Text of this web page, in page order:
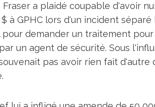
a plaidé coupable d'avoir
à GPHC lors d'un incident
demander un traitement
un agent de sécurité. Sous
pas avoir rien fait